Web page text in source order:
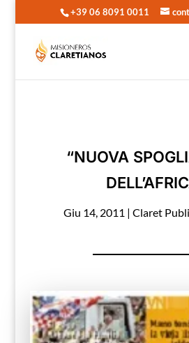
+39 06 8091 0011
“NUOVA
Giu 14, 2011 | Claret